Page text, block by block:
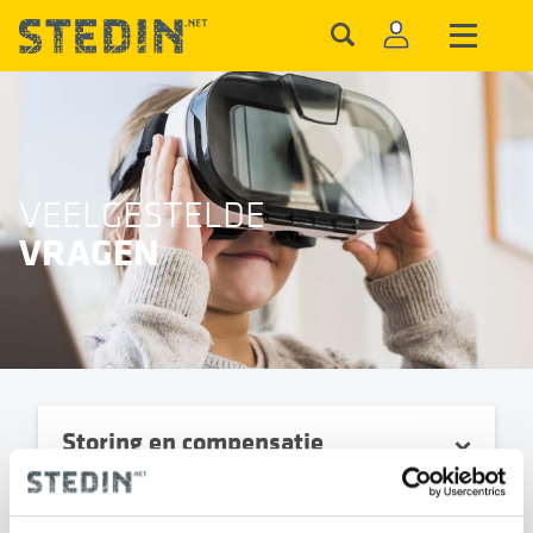
VEELGESTELDE
VRAGEN
Storing en compensatie